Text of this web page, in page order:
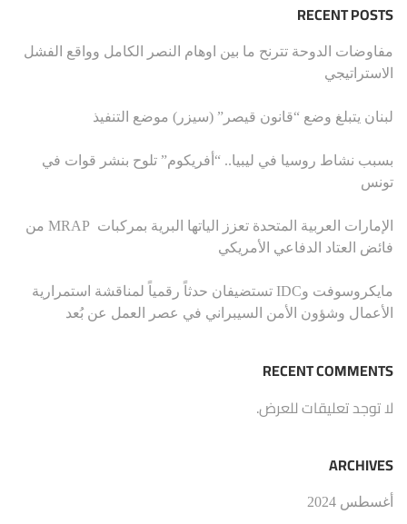
RECENT POSTS
مفاوضات الدوحة تترنح ما بين اوهام النصر الكامل وواقع الفشل
الاستراتيجي
لبنان يتبلغ وضع “قانون قيصر” (سيزر) موضع التنفيذ
بسبب نشاط روسيا في ليبيا.. “أفريكوم” تلوح بنشر قوات في
تونس
الإمارات العربية المتحدة تعزز الياتها البرية بمركبات MRAP من
فائض العتاد الدفاعي الأمريكي
مايكروسوفت وIDC تستضيفان حدثاً رقمياً لمناقشة استمرارية
الأعمال وشؤون الأمن السيبراني في عصر العمل عن بُعد
RECENT COMMENTS
لا توجد تعليقات للعرض.
ARCHIVES
أغسطس 2024